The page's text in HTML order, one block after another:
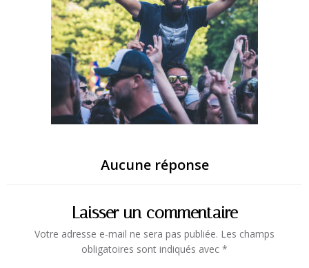
Aucune réponse
Laisser un commentaire
Votre adresse e-mail ne sera pas publiée. Les champs
obligatoires sont indiqués avec *